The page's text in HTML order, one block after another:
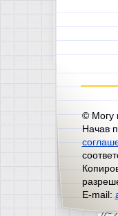
© Могу
Начав
E-mail: